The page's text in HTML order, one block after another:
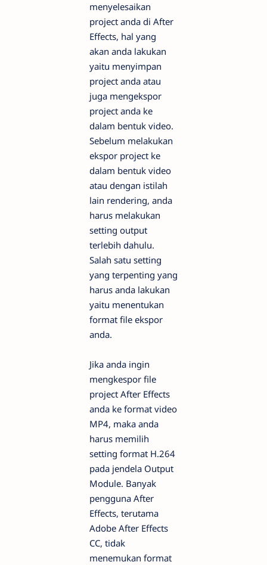
menyelesaikan
project anda di After
Effects, hal yang
akan anda lakukan
yaitu menyimpan
project anda atau
juga mengekspor
project anda ke
dalam bentuk video.
Sebelum melakukan
ekspor project ke
dalam bentuk video
atau dengan istilah
lain rendering, anda
harus melakukan
setting output
terlebih dahulu.
Salah satu setting
yang terpenting yang
harus anda lakukan
yaitu menentukan
format file ekspor
anda.
Jika anda ingin
mengkespor file
project After Effects
anda ke format video
MP4, maka anda
harus memilih
setting format H.264
pada jendela Output
Module. Banyak
pengguna After
Effects, terutama
Adobe After Effects
CC, tidak
menemukan format